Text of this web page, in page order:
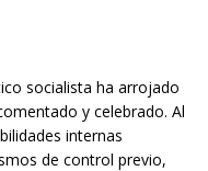
socialista ha arrojado
y celebrado. Al
internas
de control previo,